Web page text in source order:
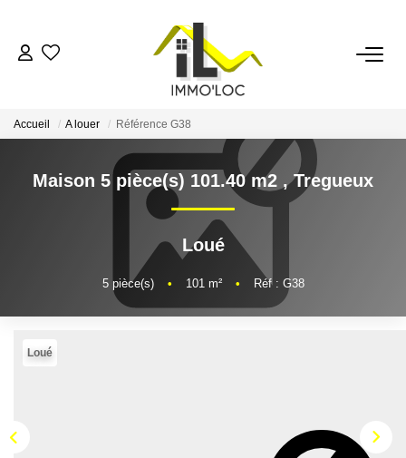
ACCUEIL
LOUER
FAIRE GÉRER
MON AGENCE
AVIS CLIENTS
Accueil A louer Référence G38
Maison 5 pièce(s) 101.40 m2 ,Tregueux
Loué
5pièce(s) • 101 m² • Réf : G38
Loué